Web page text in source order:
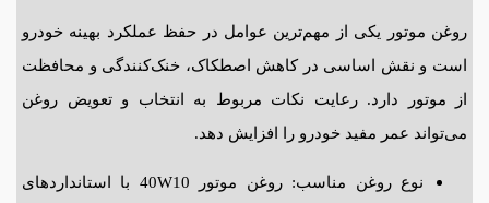
روغن موتور یکی از مهم‌ترین عوامل در حفظ عملکرد بهینه خودرو
است و نقش اساسی در کاهش اصطکاک، خنک‌کنندگی و محافظت
از موتور دارد. رعایت نکات مربوط به انتخاب و تعویض روغن
می‌تواند عمر مفید خودرو را افزایش دهد.
نوع روغن مناسب: روغن موتور 10 W
40 با استانداردهای